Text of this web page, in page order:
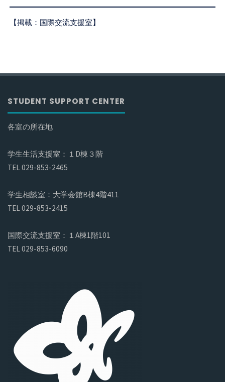
【掲載：国際交流支援室】
STUDENT SUPPORT CENTER
各室の所在地
学生生活支援室：１D棟３階
TEL 029-853-2465
学生相談室：大学会館B棟4階411
TEL 029-853-2415
国際交流支援室：１A棟1階101
TEL 029-853-6090